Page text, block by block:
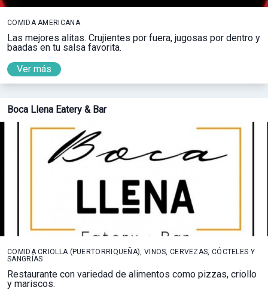
COMIDA AMERICANA
Las mejores alitas. Crujientes por fuera, jugosas por dentro y
baadas en tu salsa favorita.
Ver más
Boca Llena Eatery & Bar
COMIDA CRIOLLA (PUERTORRIQUEÑA), VINOS, CERVEZAS, CÓCTELES Y
SANGRÍAS
Restaurante con variedad de alimentos como pizzas, criollo
y mariscos.